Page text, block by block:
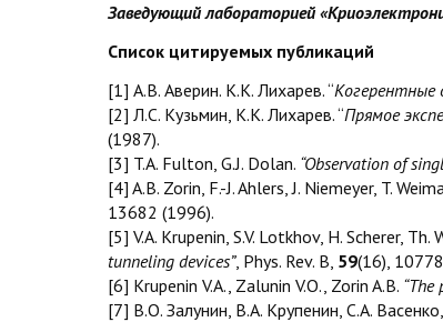
Заведующий лабораторией
Список цитируемых публикаций
[1] А.В. Аверин. К.К. Лихарев. “Когерентные
[2] Л.С. Кузьмин, К.К. Лихарев. “Прямое
(1987).
[3] T.A. Fulton, G.J. Dolan. “Observation of
[4] A.B. Zorin, F.-J. Ahlers, J. Niemeyer, T.
13682 (1996).
[5] V.A. Krupenin, S.V. Lotkhov, H. Scherer, Th.
tunneling devices”, Phys. Rev. B, 59(16),
[6] Krupenin V.A., Zalunin V.O., Zorin A.B.
[7] В.О. Залунин, В.А. Крупенин, С.А.